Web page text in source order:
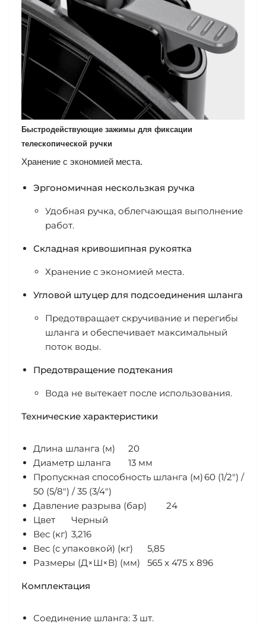
Быстродействующие зажимы для фиксации
телескопической ручки
Хранение с экономией места.
Эргономичная нескользкая ручка
Удобная ручка, облегчающая выполнение
работ.
Складная кривошипная рукоятка
Хранение с экономией места.
Угловой штуцер для подсоединения шланга
Предотвращает скручивание и перегибы
шланга и обеспечивает максимальный
поток воды.
Предотвращение подтекания
Вода не вытекает после использования.
Технические характеристики
Длина шланга (м)
20
Диаметр шланга
13 мм
Пропускная способность шланга (м)60 (1/2") /
50 (5/8") / 35 (3/4")
Давление разрыва (бар)
24
Цвет
Черный
Вес (кг) 3,216
Вес (с упаковкой) (кг)
5,85
Размеры (Д×Ш×В) (мм)
565 x 475 x 896
Комплектация
Соединение шланга: 3 шт.